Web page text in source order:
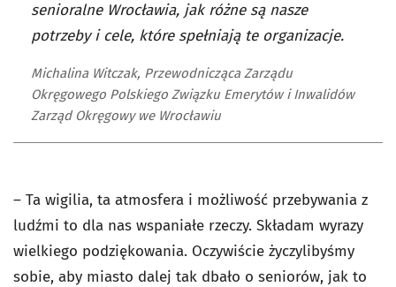
senioralne Wrocławia, jak różne są nasze
potrzeby i cele, które spełniają te organizacje.
Michalina Witczak, Przewodnicząca Zarządu
Okręgowego Polskiego Związku Emerytów i Inwalidów
Zarząd Okręgowy we Wrocławiu
– Ta wigilia, ta atmosfera i możliwość przebywania z
ludźmi to dla nas wspaniałe rzeczy. Składam wyrazy
wielkiego podziękowania. Oczywiście życzylibyśmy
sobie, aby miasto dalej tak dbało o seniorów, jak to